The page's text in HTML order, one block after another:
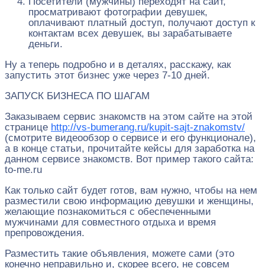
просматривают фотографии девушек,
оплачивают платный доступ, получают доступ к
контактам всех девушек, вы зарабатываете
деньги.
Ну а теперь подробно и в деталях, расскажу, как
запустить этот бизнес уже через 7-10 дней.
ЗАПУСК БИЗНЕСА ПО ШАГАМ
Заказываем сервис знакомств на этом сайте на этой
странице http://vs-bumerang.ru/kupit-sajt-znakomstv/
(смотрите видеообзор о сервисе и его функционале),
а в конце статьи, прочитайте кейсы для заработка на
данном сервисе знакомств. Вот пример такого сайта:
to-me.ru
Как только сайт будет готов, вам нужно, чтобы на нем
разместили свою информацию девушки и женщины,
желающие познакомиться с обеспеченными
мужчинами для совместного отдыха и время
препровождения.
Разместить такие объявления, можете сами (это
конечно неправильно и, скорее всего, не совсем